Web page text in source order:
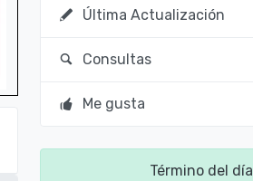
Última Actualización
Consultas
Me gusta
Término del día